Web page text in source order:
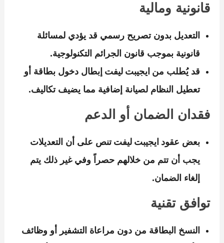
قانونية ومالية
التعديل بدون تصريح رسمي قد يؤدي لمسائلة
قانونية بموجب قانون الجرائم التكنولوجية.
قد يُطلب من ايجيبت ليفت إبطال دخول بطاقة أو
تعطيل النظام لصيانة إضافية مما يضيف تكاليف.
فقدان الضمان أو الدعم
بعض عقود ايجيبت ليفت تنص على أن التعديلات
يجب أن تتم من خلالهم حصراً وفي غير ذلك يتم
إلغاء الضمان.
توافق تقنية
النسخ البطاقة من دون مراعاة التشفير أو وظائف